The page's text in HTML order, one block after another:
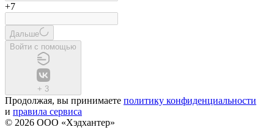
+7
Дальше
Войти с помощью
+ 3
Продолжая, вы принимаете политику конфиденциальности
и правила сервиса
© 2026 ООО «Хэдхантер»